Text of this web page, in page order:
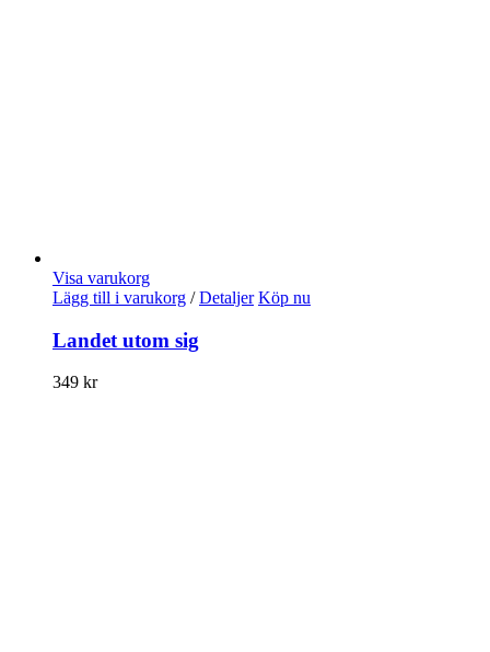
Visa varukorg
Lägg till i varukorg / Detaljer Köp nu
Landet utom sig
349 kr